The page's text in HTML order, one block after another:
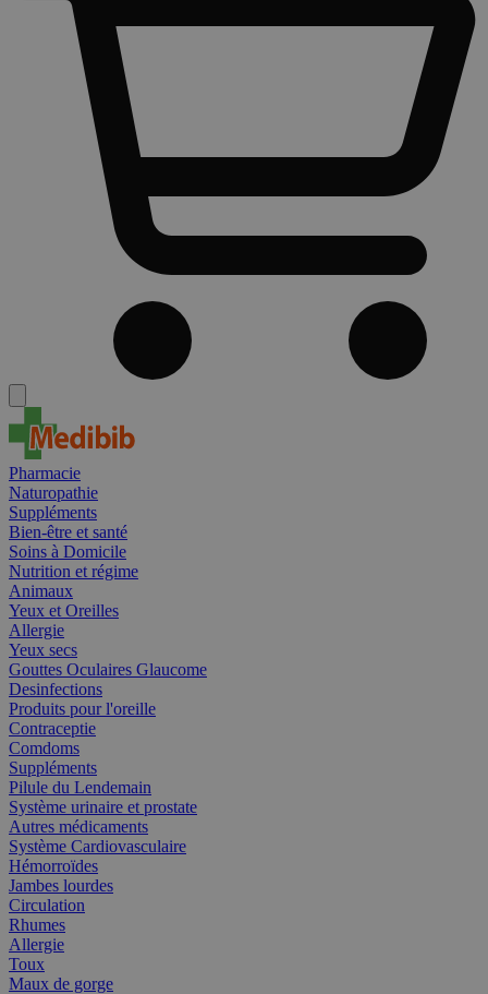
Pharmacie
Naturopathie
Suppléments
Bien-être et santé
Soins à Domicile
Nutrition et régime
Animaux
Yeux et Oreilles
Allergie
Yeux secs
Gouttes Oculaires Glaucome
Desinfections
Produits pour l'oreille
Contraceptie
Comdoms
Suppléments
Pilule du Lendemain
Système urinaire et prostate
Autres médicaments
Système Cardiovasculaire
Hémorroïdes
Jambes lourdes
Circulation
Rhumes
Allergie
Toux
Maux de gorge